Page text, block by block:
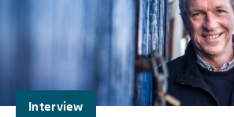
Interview